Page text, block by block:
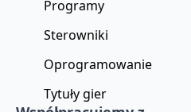
Programy
Sterowniki
Oprogramowanie
Tytuły gier